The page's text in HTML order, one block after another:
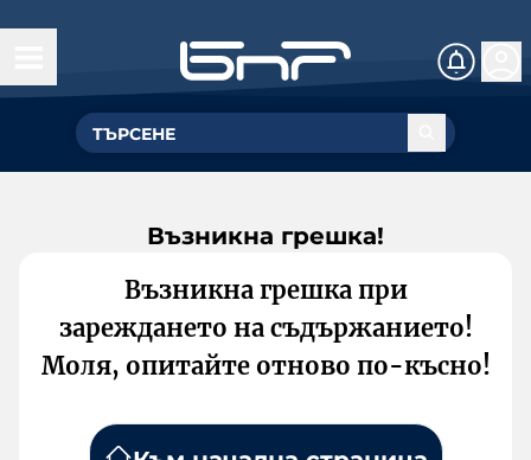
Възникна грешка!
Възникна грешка при
зареждането на съдържанието!
Моля, опитайте отново по-късно!